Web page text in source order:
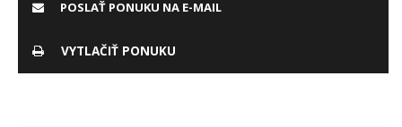
POSLAŤ PONUKU NA E-MAIL
VYTLAČIŤ PONUKU